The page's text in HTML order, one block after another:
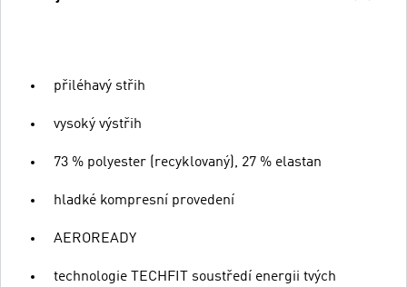
přiléhavý střih
vysoký výstřih
73 % polyester (recyklovaný), 27 % elastan
hladké kompresní provedení
AEROREADY
technologie TECHFIT soustředí energii tvých